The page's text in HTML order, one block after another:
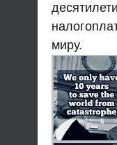
миру.